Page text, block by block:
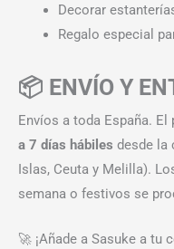
Decorar
Regalo especial
📦 ENVÍO Y
Envíos a toda España.
a 7 días hábiles desde la
Islas, Ceuta y Melilla).
semana o festivos se
🚀 ¡Añade a Sasuke a tu